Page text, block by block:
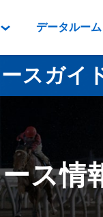
一覧
績表
データルーム
映
スガイ
ス情